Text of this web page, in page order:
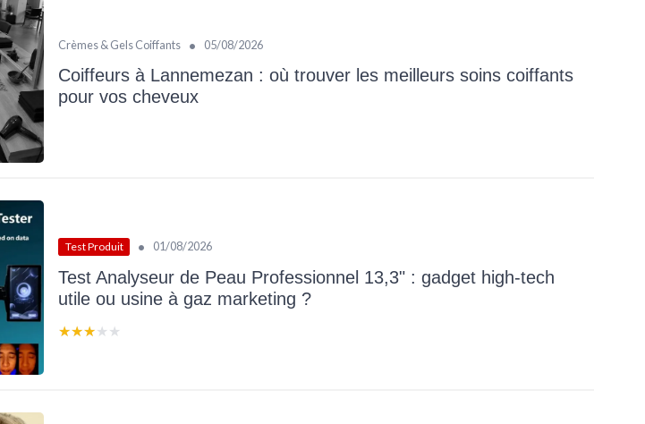
Crèmes & Gels Coiffants • 05/08/2026
Coiffeurs à Lannemezan : où trouver les meilleurs soins coiffants
pour vos cheveux
Test Produit • 01/08/2026
Test Analyseur de Peau Professionnel 13,3" : gadget high-tech
utile ou usine à gaz marketing ?
★★★★★
★★★★★